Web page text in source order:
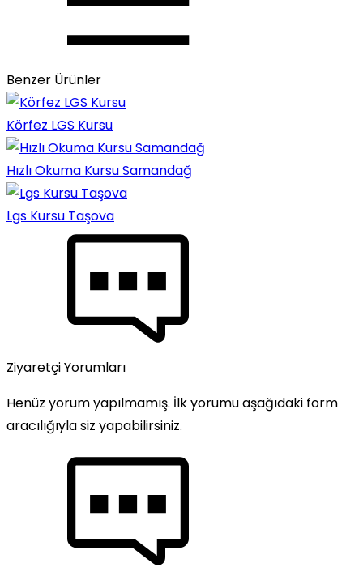
Benzer Ürünler
Körfez LGS Kursu
Hızlı Okuma Kursu Samandağ
Lgs Kursu Taşova
Ziyaretçi Yorumları
Henüz yorum yapılmamış. İlk yorumu aşağıdaki form
aracılığıyla siz yapabilirsiniz.